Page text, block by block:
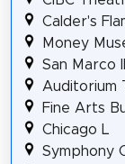
Calder's
Money
San Marco II
Auditorium
Fine Arts
Chicago L
Symphony